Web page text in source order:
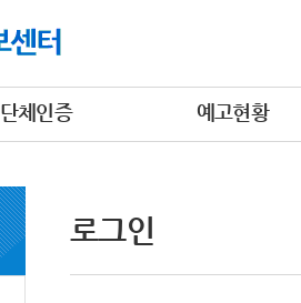
단체인증 예고현황
로그인